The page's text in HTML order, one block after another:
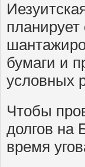
бумаги и
условных
Чтобы
долгов на
время